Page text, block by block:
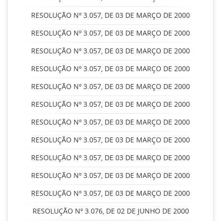
RESOLUÇÃO Nº 3.057, DE 03 DE MARÇO DE 2000
RESOLUÇÃO Nº 3.057, DE 03 DE MARÇO DE 2000
RESOLUÇÃO Nº 3.057, DE 03 DE MARÇO DE 2000
RESOLUÇÃO Nº 3.057, DE 03 DE MARÇO DE 2000
RESOLUÇÃO Nº 3.057, DE 03 DE MARÇO DE 2000
RESOLUÇÃO Nº 3.057, DE 03 DE MARÇO DE 2000
RESOLUÇÃO Nº 3.057, DE 03 DE MARÇO DE 2000
RESOLUÇÃO Nº 3.057, DE 03 DE MARÇO DE 2000
RESOLUÇÃO Nº 3.057, DE 03 DE MARÇO DE 2000
RESOLUÇÃO Nº 3.057, DE 03 DE MARÇO DE 2000
RESOLUÇÃO Nº 3.057, DE 03 DE MARÇO DE 2000
RESOLUÇÃO Nº 3.076, DE 02 DE JUNHO DE 2000